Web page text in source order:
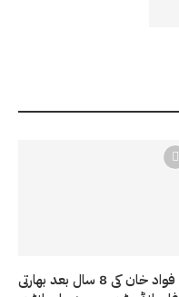
فواد خان کی 8 سال بعد بھارتی